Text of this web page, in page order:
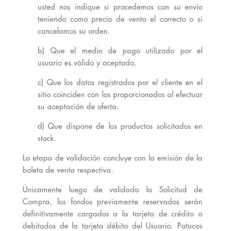
usted nos indique si procedemos con su envío
teniendo como precio de venta el correcto o si
cancelamos su orden.
b) Que el medio de pago utilizado por el
usuario es válido y aceptado.
c) Que los datos registrados por el cliente en el
sitio coinciden con los proporcionados al efectuar
su aceptación de oferta.
d) Que dispone de los productos solicitados en
stock.
La etapa de validación concluye con la emisión de la
boleta de venta respectiva.
Únicamente luego de validada la Solicitud de
Compra, los fondos previamente reservados serán
definitivamente cargados a la tarjeta de crédito o
debitados de la tarjeta débito del Usuario. Patucos